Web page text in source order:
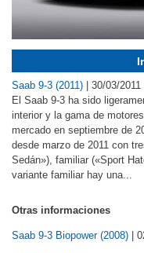
Saab 9-3 (2011) | 30/03/2011
El Saab 9-3 ha sido
interior y la gama de
mercado en septiembre de
desde marzo de 2011 con
Sedán»), familiar («Sport
variante familiar hay una...
Otras informaciones
Saab 9-3 Biopower (2008) |